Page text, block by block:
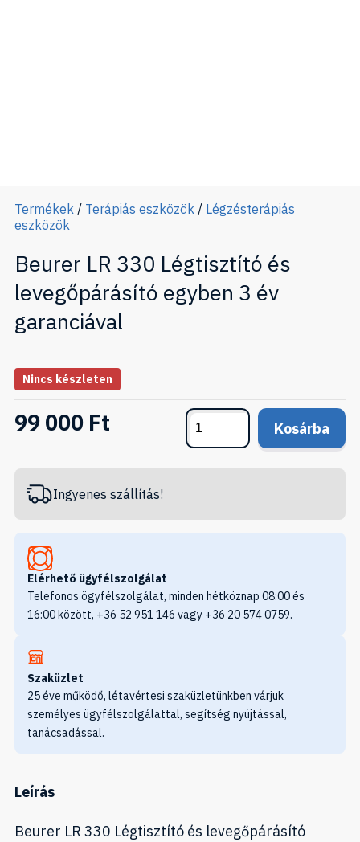
Termékek / Terápiás eszközök / Légzésterápiás
eszközök
Beurer LR 330 Légtisztító és
levegőpárásító egyben 3 év
garanciával
Nincs készleten
99 000 Ft Kosárba
Ingyenes szállítás!
Elérhető ügyfélszolgálat
Telefonos ögyfélszolgálat, minden hétköznap 08:00 és
16:00 között, +36 52 951 146 vagy +36 20 574 0759.
Szaküzlet
25 éve működő, létavértesi szaküzletünkben várjuk
személyes ügyfélszolgálattal, segítség nyújtással,
tanácsadással.
Leírás
Beurer LR 330 Légtisztító és levegőpárásító